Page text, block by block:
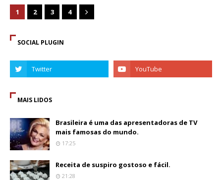
1 2 3 4
SOCIAL PLUGIN
MAIS LIDOS
Brasileira é uma das apresentadoras de TV
mais famosas do mundo.
17:25
Receita de suspiro gostoso e fácil.
21:28